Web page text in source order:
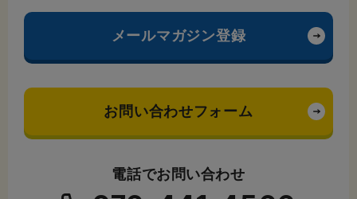
メールマガジン登録
お問い合わせフォーム
電話でお問い合わせ